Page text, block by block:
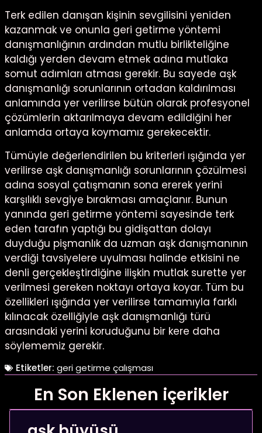
Terk edilen danışan kişinin sevgilisini yeniden
kazanmak ve onunla geri getirme yöntemi
danışmanlığının ardından mutlu birlikteliğine
kaldığı yerden devam etmek adına mutlaka
somut adımları atması gerekir. Bu sayede aşk
danışmanlığı sorunlarının ortadan kaldırılması
anlamında yer verilirse bütün olarak profesyonel
çözümlerin aktarılmaya devam edildiğini her
anlamda ortaya koymamız gerekecektir.
Tümüyle değerlendirilen bu kriterleri ışığında yer
verilirse aşk danışmanlığı sorunlarının çözülmesi
adına sosyal çatışmanın sona ererek yerini
karşılıklı sevgiye bırakması amaçlanır. Bunun
yanında geri getirme yöntemi sayesinde terk
eden tarafın yaptığı bu gidişattan dolayı
duyduğu pişmanlık da uzman aşk danışmanının
verdiği tavsiyelere uyulması halinde etkisini ne
denli gerçekleştirdiğine ilişkin mutlak surette yer
verilmesi gereken noktayı ortaya koyar. Tüm bu
özellikleri ışığında yer verilirse tamamıyla farklı
kılınacak özelliğiyle aşk danışmanlığı türü
arasındaki yerini koruduğunu bir kere daha
söylememiz gerekir.
Etiketler: geri getirme çalışması
En Son Eklenen içerikler